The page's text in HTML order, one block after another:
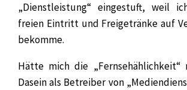
„Dienstleistung“ eingestuft, weil
freien Eintritt und Freigetränke auf
bekomme.
Hätte mich die
Dasein als Betreiber von